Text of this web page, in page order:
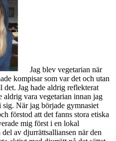
Jag blev vegetarian när
kompisar som var det och utan
det. Jag hade aldrig reflekterat
aldrig vara vegetarian innan jag
När jag började gymnasiet
förstod att det fanns stora etiska
mig först i en lokal
av djurrättsalliansen när den